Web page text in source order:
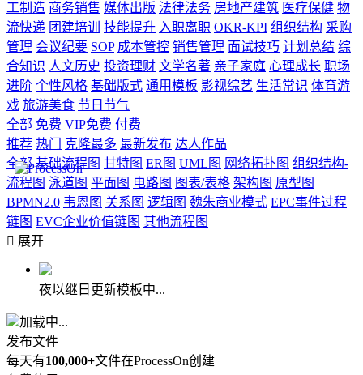
工制造 商务销售 媒体出版 法律法务 房地产建筑 医疗保健 物
流快递 团建培训 技能提升 入职离职 OKR-KPI 组织结构 采购
管理 会议纪要 SOP 成本管控 销售管理 面试技巧 计划总结 综
合知识 人文历史 投资理财 文学名著 亲子家庭 心理成长 职场
进阶 个性风格 基础版式 通用模板 影视综艺 生活常识 体育游
戏 旅游美食 节日节气
全部 免费 VIP免费 付费
推荐 热门 克隆最多 最新发布 达人作品
全部 基础流程图 甘特图 ER图 UML图 网络拓扑图 组织结构-
流程图 泳道图 平面图 电路图 图表/表格 架构图 原型图
BPMN2.0 韦恩图 关系图 逻辑图 魏朱商业模式 EPC事件过程
链图 EVC企业价值链图 其他流程图
 展开
夜以继日更新模板中...
加载中...
发布文件
每天有100,000+文件在ProcessOn创建